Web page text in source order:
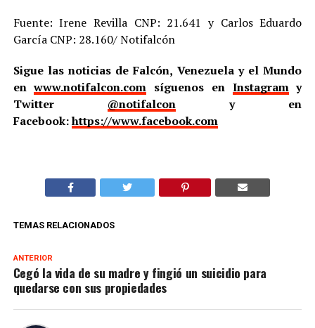
Fuente: Irene Revilla CNP: 21.641 y Carlos Eduardo
García CNP: 28.160/ Notifalcón
Sigue las noticias de Falcón, Venezuela y el Mundo
enwww.notifalcon.com síguenos en Instagramy
Twitter @notifalcony en
Facebook:https://www.facebook.com
TEMAS RELACIONADOS
ANTERIOR
Cegó la vida de su madre y fingió un suicidio para
quedarse con sus propiedades